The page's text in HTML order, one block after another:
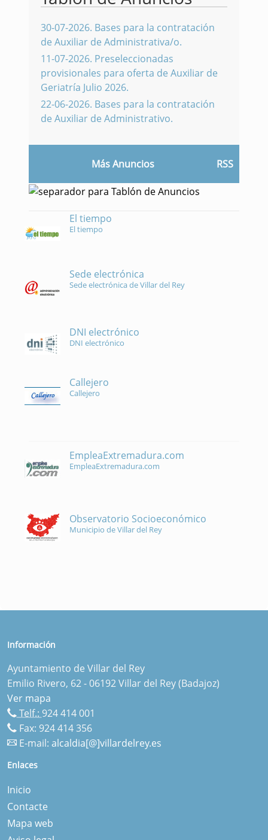
30-07-2026. Bases para la contratación
de Auxiliar de Administrativa/o.
11-07-2026. Preseleccionadas
provisionales para oferta de Auxiliar de
Geriatría Julio 2026.
22-06-2026. Bases para la contratación
de Auxiliar de Administrativo.
Más Anuncios RSS
El tiempo
El tiempo
Sede electrónica
Sede electrónica de Villar del Rey
DNI electrónico
DNI electrónico
Callejero
Callejero
EmpleaExtremadura.com
EmpleaExtremadura.com
Observatorio Socioeconómico
Municipio de Villar del Rey
Información
Ayuntamiento de Villar del Rey
Emilio Rivero, 62 - 06192 Villar del Rey (Badajoz)
Ver mapa
Telf.: 924 414 001
Fax: 924 414 356
E-mail: alcaldia[@]villardelrey.es
Enlaces
Inicio
Contacte
Mapa web